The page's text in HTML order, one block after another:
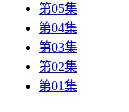
第05集
第04集
第03集
第02集
第01集